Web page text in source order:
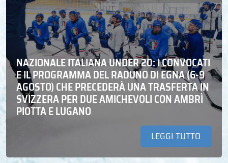
NAZIONALE ITALIANA UNDER 20: I CONVOCATI
E IL PROGRAMMA DEL RADUNO DI EGNA (6-9
AGOSTO) CHE PRECEDERÀ UNA TRASFERTA IN
SVIZZERA PER DUE AMICHEVOLI CON AMBRÌ
PIOTTA E LUGANO
LEGGI TUTTO